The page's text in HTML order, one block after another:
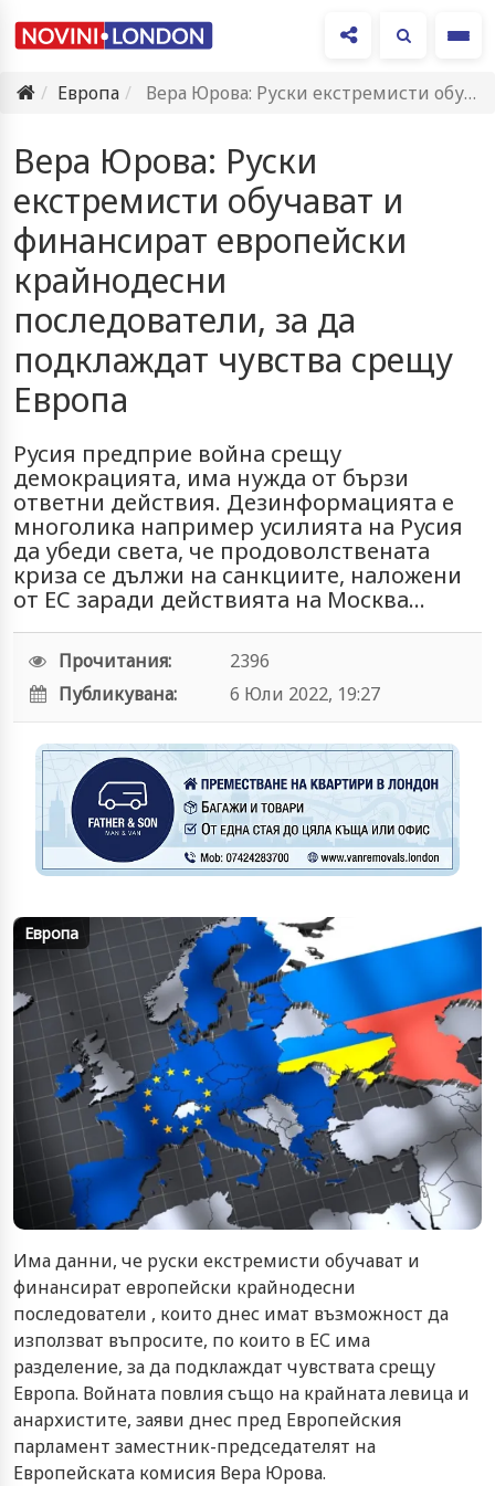
Европа
Вера Юрова: Руски екстремисти обучават и финансират европейски крайнодесни последователи,…
Вера Юрова: Руски
екстремисти обучават и
финансират европейски
крайнодесни
последователи, за да
подклаждат чувства срещу
Европа
Русия предприе война срещу
демокрацията, има нужда от бързи
ответни действия. Дезинформацията е
многолика например усилията на Русия
да убеди света, че продоволствената
криза се дължи на санкциите, наложени
от ЕС заради действията на Москва...
Прочитания:
2396
Публикувана:
6 Юли 2022, 19:27
Европа
Има данни, че руски екстремисти обучават и
финансират европейски крайнодесни
последователи , които днес имат възможност да
използват въпросите, по които в ЕС има
разделение, за да подклаждат чувствата срещу
Европа. Войната повлия също на крайната левица и
анархистите, заяви днес пред Европейския
парламент заместник-председателят на
Европейската комисия Вера Юрова.